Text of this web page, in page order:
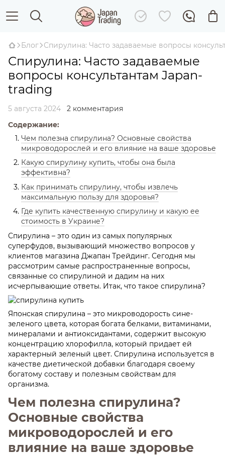
Блог Спирулина: Часто задаваемые вопросы
Спирулина: Часто задаваемые
вопросы консультантам Japan-
trading
5 августа 2024
2 комментария
Содержание:
Чем полезна спирулина? Основные свойства
микроводорослей и его влияние на ваше здоровье
Какую спирулину купить, чтобы она была
эффективна?
Как принимать спирулину, чтобы извлечь
максимальную пользу для здоровья?
Где купить качественную спирулину и какую ее
стоимость в Украине?
Спирулина – это один из самых популярных
суперфудов, вызывающий множество вопросов у
клиентов магазина Джапан Трейдинг. Сегодня мы
рассмотрим самые распространенные вопросы,
связанные со спирулиной и дадим на них
исчерпывающие ответы. Итак, что такое спирулина?
Японская спирулина – это микроводорость сине-
зеленого цвета, которая богата белками, витаминами,
минералами и антиоксидантами, содержит высокую
концентрацию хлорофилла, который придает ей
характерный зеленый цвет. Спирулина используется в
качестве диетической добавки благодаря своему
богатому составу и полезным свойствам для
организма.
Чем полезна спирулина?
Основные свойства
микроводорослей и его
влияние на ваше здоровье